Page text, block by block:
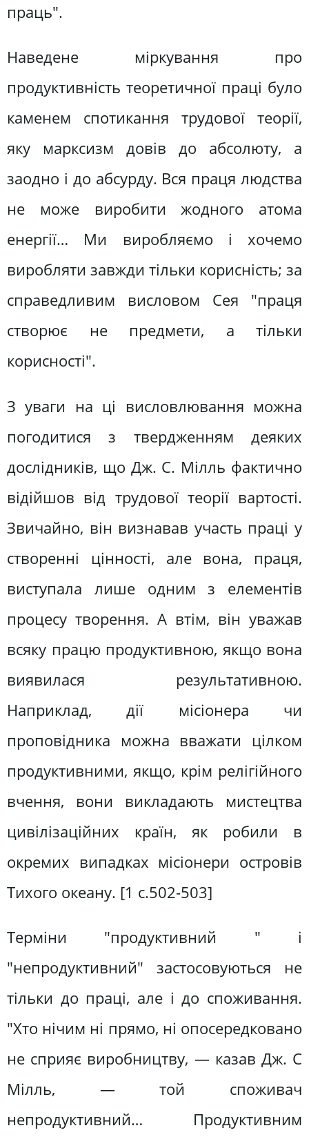
праць".
Наведене міркування про
продуктивність теоретичної праці було
каменем спотикання трудової теорії,
яку марксизм довів до абсолюту, а
заодно і до абсурду. Вся праця людства
не може виробити жодного атома
енергії… Ми виробляємо і хочемо
виробляти завжди тільки корисність; за
справедливим висловом Сея "праця
створює не предмети, а тільки
корисності".
З уваги на ці висловлювання можна
погодитися з твердженням деяких
дослідників, що Дж. С. Мілль фактично
відійшов від трудової теорії вартості.
Звичайно, він визнавав участь праці у
створенні цінності, але вона, праця,
виступала лише одним з елементів
процесу творення. А втім, він уважав
всяку працю продуктивною, якщо вона
виявилася результативною.
Наприклад, дії місіонера чи
проповідника можна вважати цілком
продуктивними, якщо, крім релігійного
вчення, вони викладають мистецтва
цивілізаційних країн, як робили в
окремих випадках місіонери островів
Тихого океану. [1 c.502-503]
Терміни "продуктивний " і
"непродуктивний" застосовуються не
тільки до праці, але і до споживання.
"Хто нічим ні прямо, ні опосередковано
не сприяє виробництву, — казав Дж. С
Мілль, — той споживач
непродуктивний… Продуктивним